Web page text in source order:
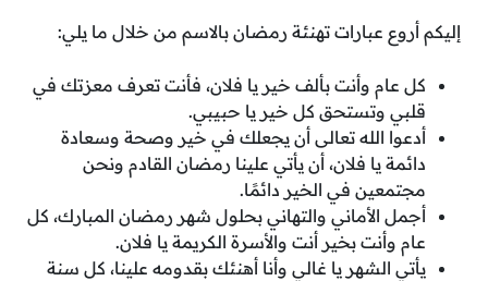
إليكم أروع عبارات تهنئة رمضان بالاسم من خلال ما يلي:
كل عام وأنت بألف خير يا فلان، فأنت تعرف معزتك في
قلبي وتستحق كل خير يا حبيبي.
أدعوا الله تعالى أن يجعلك في خير وصحة وسعادة
دائمة يا فلان، أن يأتي علينا رمضان القادم ونحن
مجتمعين في الخير دائمًا.
أجمل الأماني والتهاني بحلول شهر رمضان المبارك، كل
عام وأنت بخير أنت والأسرة الكريمة يا فلان.
يأتي الشهر يا غالي وأنا أهنئك بقدومه علينا، كل سنة